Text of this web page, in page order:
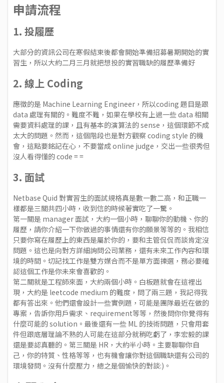
申請流程
1. 投履歷
大部分的資訊公司在寒假結束後都會開始準備招募暑期開始的實
習生，所以大約二月三月就把想投的實習職缺的履歷準備好
2. 線上 Coding
應徵的是 Machine Learning Engineer，所以coding 題目是跟
data 處理有關的。難度不難，如果在學校有上過一些 data 相關
需要資料處理的課，且有基本的演算法的 sense，這個環節不成
太大的問題。然而，這個階段也是對方觀察 coding style 的機
會，這點要銘記在心，不要當成 online judge，交出一些很秀但
沒人看得懂的 code = =
3. 面試
Netbase Quid 對實習生的面試規格真是數一數二高，和正職一
樣都是三關共四小時，收到信的時候著實吃了一驚。
第一關是 manager 面試，大約一個小時，聊聊你的動機、你的
履歷，請你介紹一下你做過的事情還有你的願景等等的。我相信
只要你寫在履歷上的東西是屬於你的，要和主管侃侃而談肯定沒
問題。這也是向對方詳細詢問公司業務，還有未來工作內容和環
境的時間。切記找工作是雙方媒合而不是單方面揀選，務必要確
認這個工作是你未來會喜歡的。
第二關就是工程師來面，大約兩個小時。白板題就會在這裡出
現，大約是 leetcode medium 的難度，問了兩三題，我記得我
都有答出來。他們還會設計一些實例題，可能是團隊最近在做的
專案，告訴你用戶需求、requirement等等，然後問你你覺得有
什麼可能的 solution。最後還有一些 ML 的技術問題，只會用套
件但跟底層理論不熟的人可能在這部分就稍吃虧了，李宏毅的課
還是要認真聽的。第三關是 HR，大約半小時。主要聊聊你自
己，你的特質、性格等等，也有機會讓你對這個職缺還有公司的
環境發問。沒有什麼壓力，總之是個愉快的對談:)。